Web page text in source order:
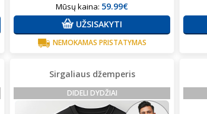
Mūsų kaina: 59.99€
UŽSISAKYTI
NEMOKAMAS PRISTATYMAS
Sirgaliaus džemperis
DIDELI DYDŽIAI